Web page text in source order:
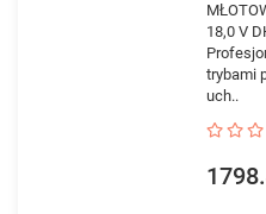
18,0 V
trybami
uch..